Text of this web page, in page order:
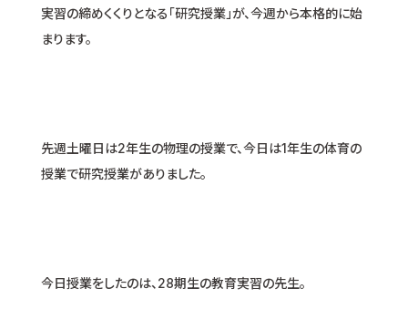
実習の締めくくりとなる「研究授業」が、今週から本格的に始
まります。
先週土曜日は2年生の物理の授業で、今日は1年生の体育の
授業で研究授業がありました。
今日授業をしたのは、28期生の教育実習の先生。